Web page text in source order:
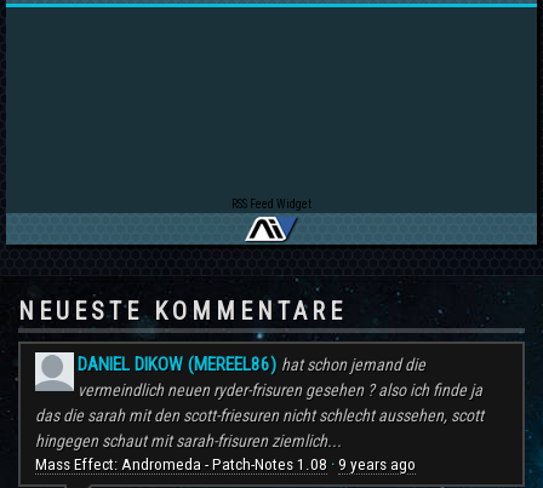
RSS Feed Widget
NEUESTE KOMMENTARE
DANIEL DIKOW (MEREEL86) hat schon jemand die
vermeindlich neuen ryder-frisuren gesehen ? also ich finde ja
das die sarah mit den scott-friesuren nicht schlecht aussehen, scott
hingegen schaut mit sarah-frisuren ziemlich...
Mass Effect: Andromeda - Patch-Notes 1.08 · 9 years ago